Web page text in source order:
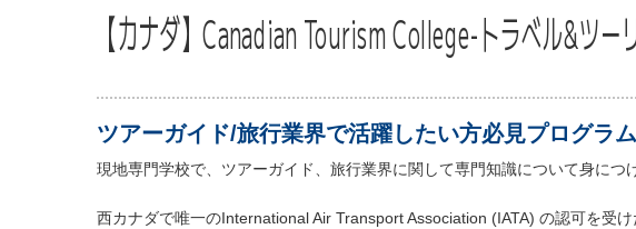
【カナダ】Canadian Tourism College-トラベル&ツ
ツアーガイド/旅行業界で活躍したい方必見プログラム
現地専門学校で、ツアーガイド、旅行業界に関して専門知識について身につ
西カナダで唯一のInternational Air Transport Association (IATA) の認可を受け